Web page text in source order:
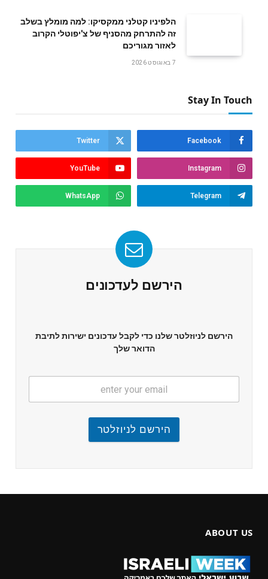
הלפיניו קטלני ממקסיקו: למה מומלץ בשלב
זה להתרחק מהסניף של צ'יפוטלי הקרוב
לאזור מגוריכם
7 באוגוסט 2026
Stay In Touch
Facebook
Twitter
Instagram
YouTube
Telegram
WhatsApp
הירשם לעדכונים
הירשם לניוזלטר שלנו כדי לקבל עדכונים ישירות לתיבת
הדואר שלך
הירשם לניוזלטר
ABOUT US